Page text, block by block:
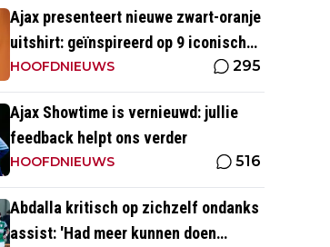
Ajax presenteert nieuwe zwart-oranje
uitshirt: geïnspireerd op 9 iconische
momenten uit clubhistorie
HOOFDNIEUWS 295
Ajax Showtime is vernieuwd: jullie
feedback helpt ons verder
HOOFDNIEUWS 516
Abdalla kritisch op zichzelf ondanks
assist: 'Had meer kunnen doen